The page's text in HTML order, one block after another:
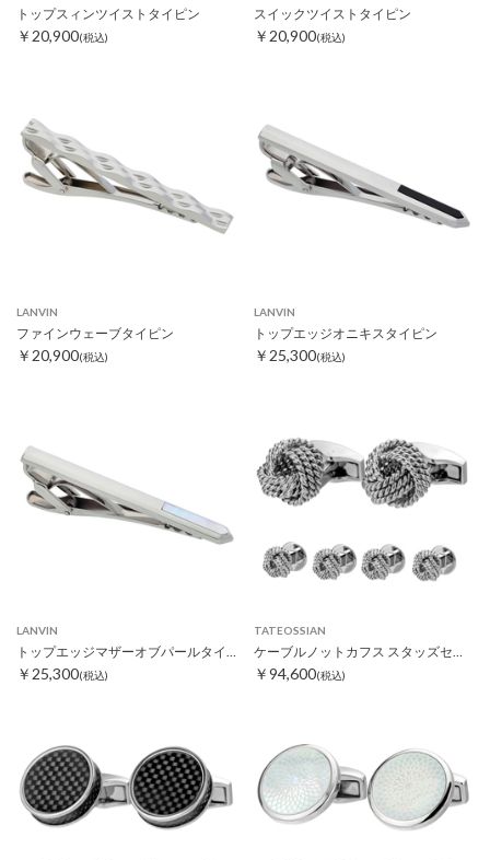
トップスィンツイストタイピン
￥20,900(税込)
スイックツイストタイピン
￥20,900(税込)
LANVIN
ファインウェーブタイピン
￥20,900(税込)
LANVIN
トップエッジオニキスタイピン
￥25,300(税込)
LANVIN
トップエッジマザーオブパールタイピン
￥25,300(税込)
TATEOSSIAN
ケーブルノットカフス スタッズセット
￥94,600(税込)